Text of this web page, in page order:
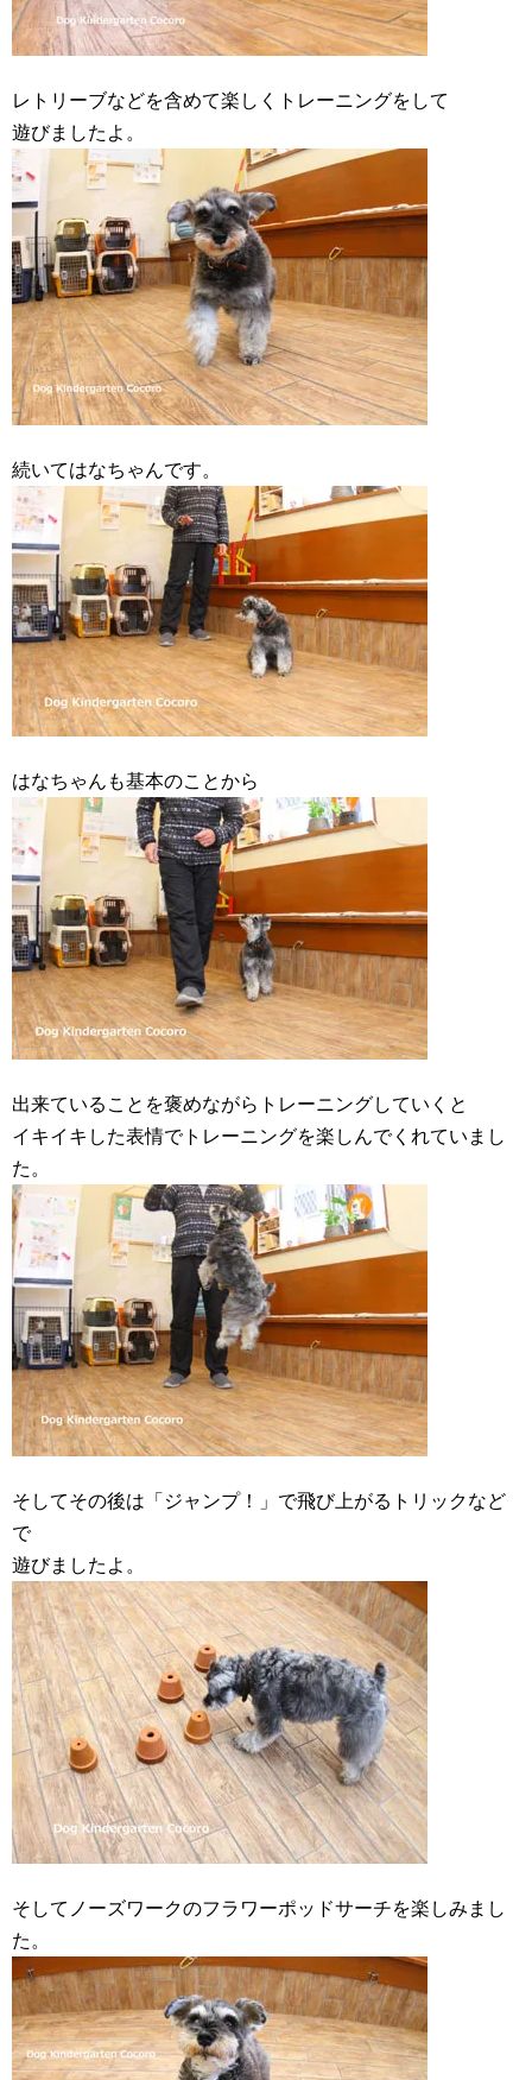
レトリーブなどを含めて楽しくトレーニングをして
遊びましたよ。
続いてはなちゃんです。
はなちゃんも基本のことから
出来ていることを褒めながらトレーニングしていくと
イキイキした表情でトレーニングを楽しんでくれていまし
た。
そしてその後は「ジャンプ！」で飛び上がるトリックなど
で
遊びましたよ。
そしてノーズワークのフラワーポッドサーチを楽しみまし
た。